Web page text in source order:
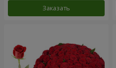
Заказать